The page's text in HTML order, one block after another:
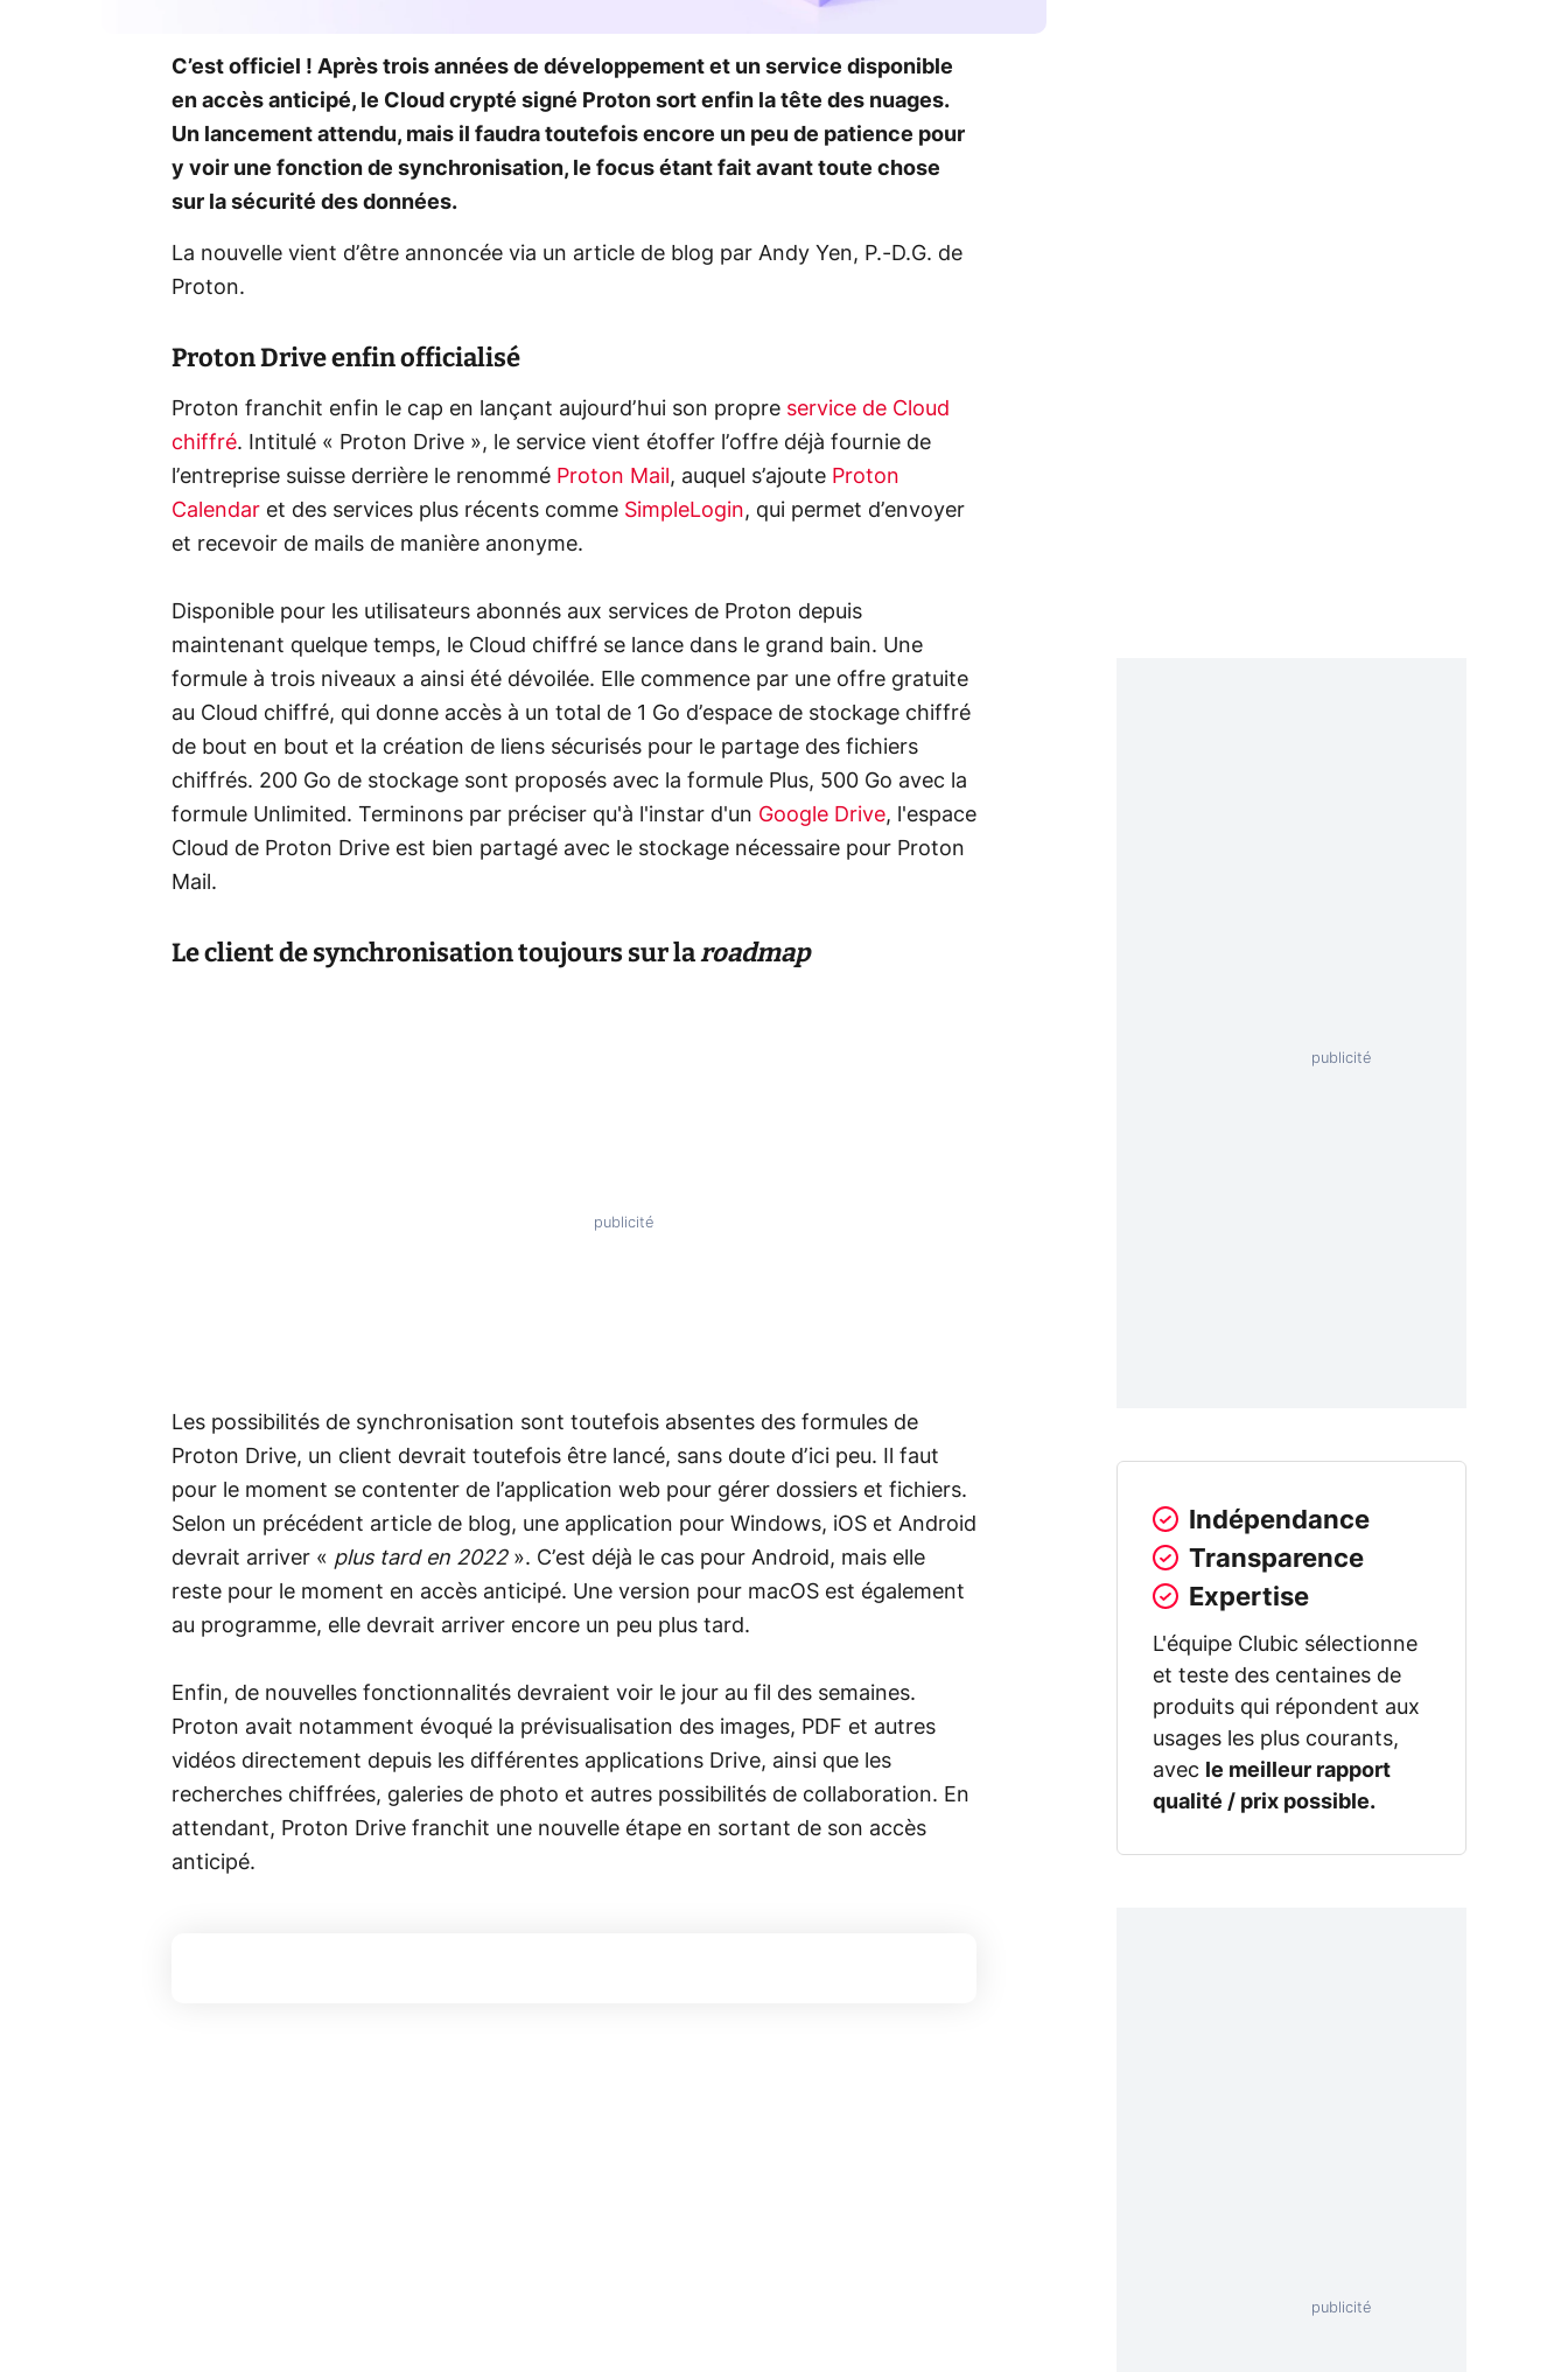
C’est officiel ! Après trois années de développement et un service disponible
en accès anticipé, le Cloud crypté signé Proton sort enfin la tête des nuages.
Un lancement attendu, mais il faudra toutefois encore un peu de patience pour
y voir une fonction de synchronisation, le focus étant fait avant toute chose
sur la sécurité des données.
La nouvelle vient d’être annoncée via un article de blog par Andy Yen, P.-D.G. de
Proton.
Proton Drive enfin officialisé
Proton franchit enfin le cap en lançant aujourd’hui son propre service de Cloud
chiffré. Intitulé « Proton Drive », le service vient étoffer l’offre déjà fournie de
l’entreprise suisse derrière le renommé Proton Mail , auquel s’ajoute Proton
Calendar et des services plus récents comme SimpleLogin, qui permet d’envoyer
et recevoir de mails de manière anonyme.
Disponible pour les utilisateurs abonnés aux services de Proton depuis
maintenant quelque temps, le Cloud chiffré se lance dans le grand bain. Une
formule à trois niveaux a ainsi été dévoilée. Elle commence par une offre gratuite
au Cloud chiffré, qui donne accès à un total de 1 Go d’espace de stockage chiffré
de bout en bout et la création de liens sécurisés pour le partage des fichiers
chiffrés. 200 Go de stockage sont proposés avec la formule Plus, 500 Go avec la
formule Unlimited. Terminons par préciser qu'à l'instar d'un Google Drive, l'espace
Cloud de Proton Drive est bien partagé avec le stockage nécessaire pour Proton
Mail.
Le client de synchronisation toujours sur laroadmap
Les possibilités de synchronisation sont toutefois absentes des formules de
Proton Drive, un client devrait toutefois être lancé, sans doute d’ici peu. Il faut
pour le moment se contenter de l’application web pour gérer dossiers et fichiers.
Selon un précédent article de blog, une application pour Windows, iOS et Android
devrait arriver « plus tard en 2022». C’est déjà le cas pour Android, mais elle
reste pour le moment en accès anticipé. Une version pour macOS est également
au programme, elle devrait arriver encore un peu plus tard.
Enfin, de nouvelles fonctionnalités devraient voir le jour au fil des semaines.
Proton avait notamment évoqué la prévisualisation des images, PDF et autres
vidéos directement depuis les différentes applications Drive, ainsi que les
recherches chiffrées, galeries de photo et autres possibilités de collaboration. En
attendant, Proton Drive franchit une nouvelle étape en sortant de son accès
anticipé.
Indépendance
Transparence
Expertise
L'équipe Clubic sélectionne
et teste des centaines de
produits qui répondent aux
usages les plus courants,
avec
le meilleur rapport
qualité / prix possible.